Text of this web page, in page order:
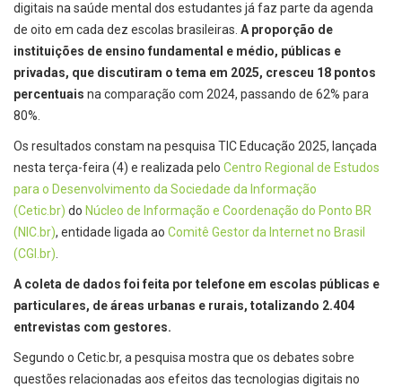
digitais na saúde mental dos estudantes já faz parte da agenda
de oito em cada dez escolas brasileiras. A proporção de
instituições de ensino fundamental e médio, públicas e
privadas, que discutiram o tema em 2025, cresceu 18 pontos
percentuais na comparação com 2024, passando de 62% para
80%.
Os resultados constam na pesquisa TIC Educação 2025, lançada
nesta terça-feira (4) e realizada pelo Centro Regional de Estudos
para o Desenvolvimento da Sociedade da Informação
(Cetic.br) do Núcleo de Informação e Coordenação do Ponto BR
(NIC.br), entidade ligada ao Comitê Gestor da Internet no Brasil
(CGI.br)
A coleta de dados foi feita por telefone em escolas públicas e
particulares, de áreas urbanas e rurais, totalizando 2.404
entrevistas com gestores.
Segundo o Cetic.br, a pesquisa mostra que os debates sobre
questões relacionadas aos efeitos das tecnologias digitais no